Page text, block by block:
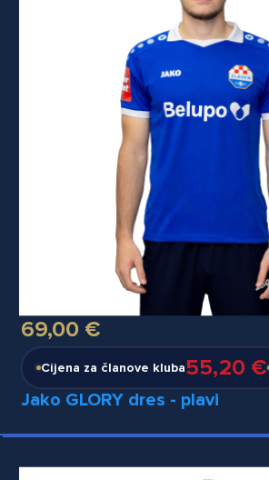
69,00 €
Cijena za članove kluba55,20 €
Jako GLORY dres - plavi